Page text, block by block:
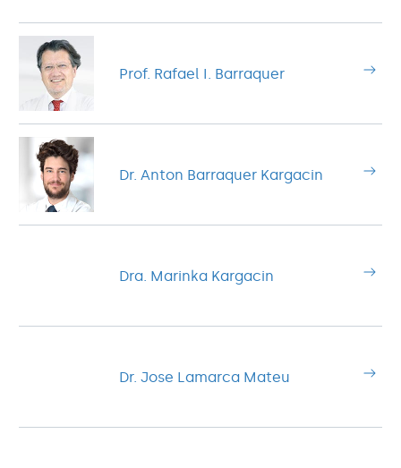
Prof. Rafael I. Barraquer
Dr. Anton Barraquer Kargacin
Dra. Marinka Kargacin
Dr. Jose Lamarca Mateu